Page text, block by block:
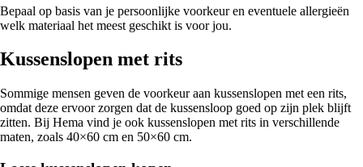
Bepaal op basis van je persoonlijke voorkeur en eventuele allergieën
welk materiaal het meest geschikt is voor jou.
Kussenslopen met rits
Sommige mensen geven de voorkeur aan kussenslopen met een rits,
omdat deze ervoor zorgen dat de kussensloop goed op zijn plek blijft
zitten. Bij Hema vind je ook kussenslopen met rits in verschillende
maten, zoals 40×60 cm en 50×60 cm.